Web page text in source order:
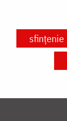
sfințenie